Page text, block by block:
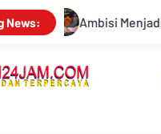
News:
Oknum, Dua Anggota